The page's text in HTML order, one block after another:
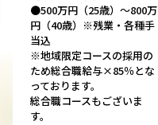
●500万円（25歳）～800万
円（40歳）※残業・各種手
当込
※地域限定コースの採用の
ため総合職給与×85％とな
っております。
総合職コースもございま
す。